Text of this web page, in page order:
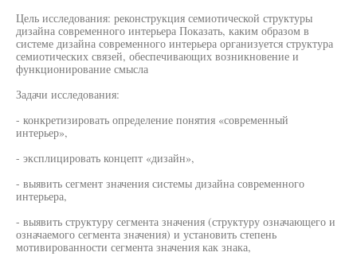
Цель исследования: реконструкция семиотической структуры
дизайна современного интерьера Показать, каким образом в
системе дизайна современного интерьера организуется структура
семиотических связей, обеспечивающих возникновение и
функционирование смысла
Задачи исследования:
- конкретизировать определение понятия «современный
интерьер»,
- эксплицировать концепт «дизайн»,
- выявить сегмент значения системы дизайна современного
интерьера,
- выявить структуру сегмента значения (структуру означающего и
означаемого сегмента значения) и установить степень
мотивированности сегмента значения как знака,